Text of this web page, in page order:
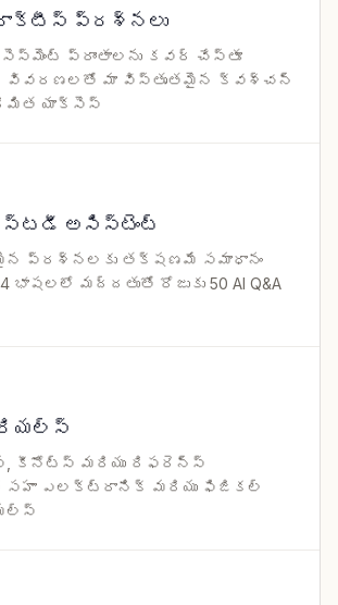
ప్రశ్నలు
ప్రాంతాలను కవర్ చేస్తూ
మా విస్తృతమైన క్వశ్చన్
యాక్సెస్
అసిస్టెంట్
ప్రశ్నలకు తక్షణమే సమాధానం
మద్దతుతో రోజుకు 50 AI Q&A
కీనోట్స్ మరియు రిఫరెన్స్
ఎలక్ట్రానిక్ మరియు ఫిజికల్